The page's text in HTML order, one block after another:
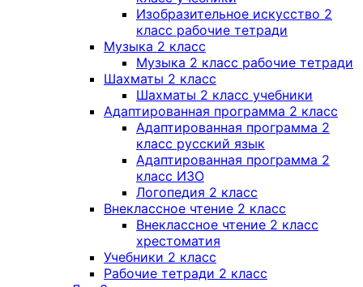
Изобразительное искусство 2
класс рабочие тетради
Музыка 2 класс
Музыка 2 класс рабочие тетради
Шахматы 2 класс
Шахматы 2 класс учебники
Адаптированная программа 2 класс
Адаптированная программа 2
класс русский язык
Адаптированная программа 2
класс ИЗО
Логопедия 2 класс
Внеклассное чтение 2 класс
Внеклассное чтение 2 класс
хрестоматия
Учебники 2 класс
Рабочие тетради 2 класс